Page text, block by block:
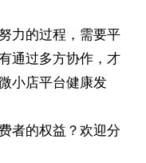
力的过程，需要平
通过多方协作，才
小店平台健康发
者的权益？欢迎分